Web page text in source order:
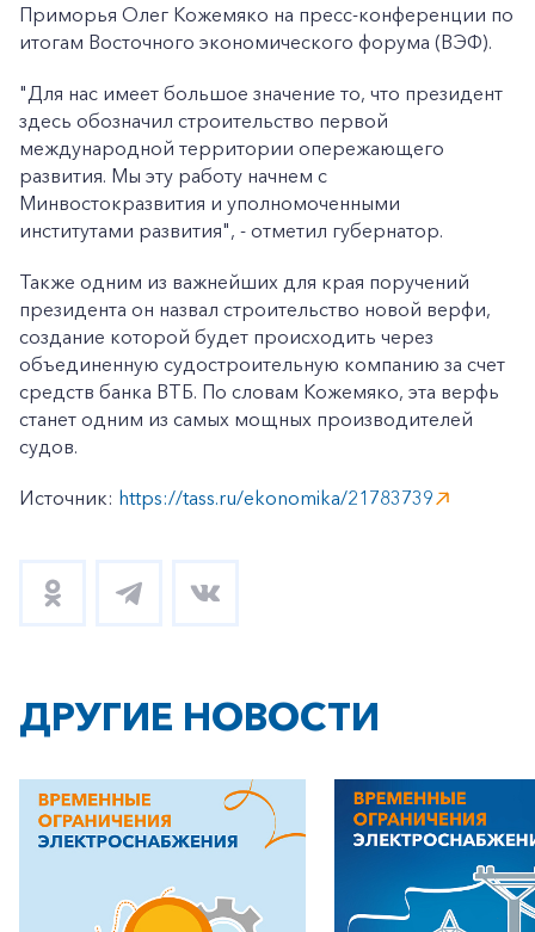
Приморья Олег Кожемяко на пресс-конференции по
итогам Восточного экономического форума (ВЭФ).
"Для нас имеет большое значение то, что президент
здесь обозначил строительство первой
международной территории опережающего
развития. Мы эту работу начнем с
Минвостокразвития и уполномоченными
институтами развития", - отметил губернатор.
Также одним из важнейших для края поручений
президента он назвал строительство новой верфи,
создание которой будет происходить через
объединенную судостроительную компанию за счет
средств банка ВТБ. По словам Кожемяко, эта верфь
станет одним из самых мощных производителей
судов.
Источник: https://tass.ru/ekonomika/21783739
ДРУГИЕ НОВОСТИ